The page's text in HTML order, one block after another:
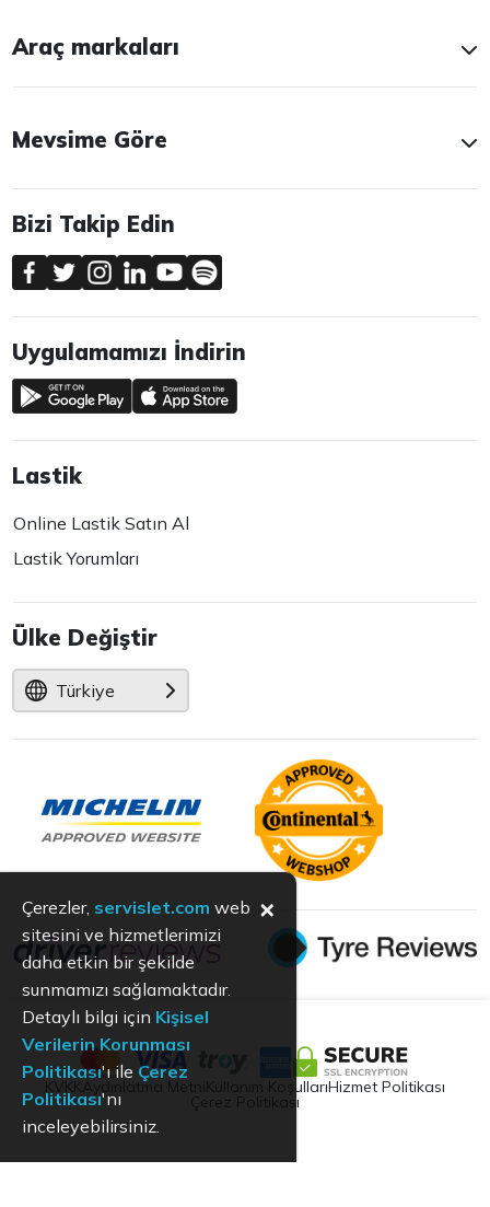
Araç markaları
Mevsime Göre
Bizi Takip Edin
Uygulamamızı İndirin
Lastik
Online Lastik Satın Al
Lastik Yorumları
Ülke Değiştir
Türkiye
Aydınlatma Metni Kullanım KoşullarıHizmet Politikası
Çerez Politikası
Çerezler, servislet.com web
sitesini ve hizmetlerimizi
daha etkin bir şekilde
sunmamızı sağlamaktadır.
Detaylı bilgi için Kişisel
Verilerin Korunması
Politikası'ı ile Çerez
Politikası'nı
inceleyebilirsiniz.
×